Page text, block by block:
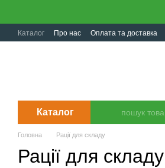
Каталог Про нас Оплата та доставка
Каталог
Головна Рації для складу
Рації для складу